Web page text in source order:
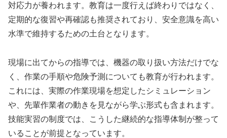
対応力が養われます。教育は一度行えば終わりではなく、
定期的な復習や再確認も推奨されており、安全意識を高い
水準で維持するための土台となります。
現場に出てからの指導では、機器の取り扱い方法だけでな
く、作業の手順や危険予測についても教育が行われます。
これには、実際の作業現場を想定したシミュレーション
や、先輩作業者の動きを見ながら学ぶ形式も含まれます。
技能実習の制度では、こうした継続的な指導体制が整って
いることが前提となっています。